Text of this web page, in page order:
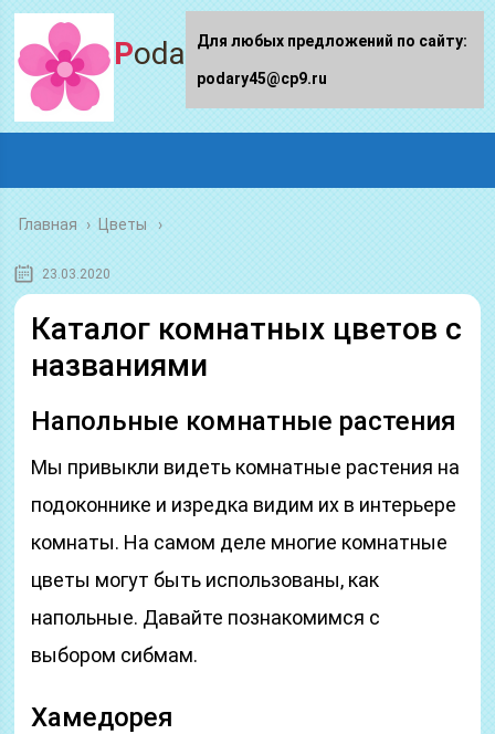
Podary45.ru
Главная › Цветы
23.03.2020
Каталог комнатных цветов с
названиями
Напольные комнатные растения
Мы привыкли видеть комнатные растения на
подоконнике и изредка видим их в интерьере
комнаты. На самом деле многие комнатные
цветы могут быть использованы, как
напольные. Давайте познакомимся с
выбором сибмам.
Хамедорея
Для любых предложений по сайту:
podary45@cp9.ru